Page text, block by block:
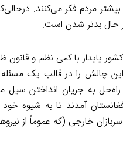
بیشتر مردم فکر می‌کنند.
حال بدتر شدن است.
پایدار با کمی نظم و
چالش را در قالب یک مسئله
راه‌حل به جریان
آمدند تا به شیوه
خارجی (که عموماً از